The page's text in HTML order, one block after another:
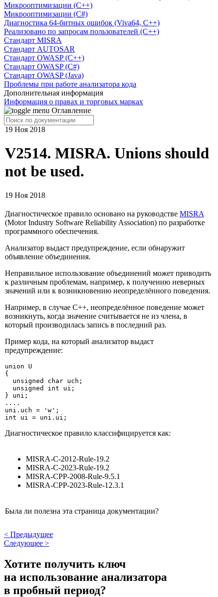
Микрооптимизации (C++)
Микрооптимизации (C#)
Диагностика 64-битных ошибок (Viva64, C++)
Реализовано по запросам пользователей (C++)
Cтандарт MISRA
Стандарт AUTOSAR
Стандарт OWASP (C++)
Стандарт OWASP (C#)
Стандарт OWASP (Java)
Проблемы при работе анализатора кода
Дополнительная информация
Информация о правах и торговых марках
Оглавление
19 Ноя 2018
V2514. MISRA. Unions should
not be used.
19 Ноя 2018
Диагностическое правило основано на руководстве MISRA
(Motor Industry Software Reliability Association) по разработке
программного обеспечения.
Анализатор выдаст предупреждение, если обнаружит
объявление объединения.
Неправильное использование объединений может приводить
к различным проблемам, например, к получению неверных
значений или к возникновению неопределённого поведения.
Например, в случае C++, неопределённое поведение может
возникнуть, когда значение считывается не из члена, в
который производилась запись в последний раз.
Пример кода, на который анализатор выдаст
предупреждение:
union U
{
  unsigned char uch;
  unsigned int ui;
} uni;
....
uni.uch = 'w';
int ui = uni.ui;
Диагностическое правило классифицируется как:
MISRA-C-2012-Rule-19.2
MISRA-C-2023-Rule-19.2
MISRA-CPP-2008-Rule-9.5.1
MISRA-CPP-2023-Rule-12.3.1
Была ли полезна эта страница документации?
< Предыдущее
Следующее >
Хотите получить ключ
на использование анализатора
в пробный период?